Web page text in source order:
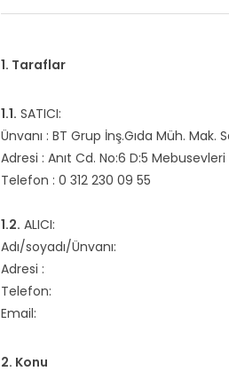
1. Taraflar
1.1. SATICI:
Ünvanı : BT Grup İnş.Gıda Müh. Mak.
Adresi : Anıt Cd. No:6 D:5
Telefon : 0 312 230 09 55
1.2. ALICI:
Adı/soyadı/Ünvanı:
Adresi :
Telefon:
Email:
2. Konu